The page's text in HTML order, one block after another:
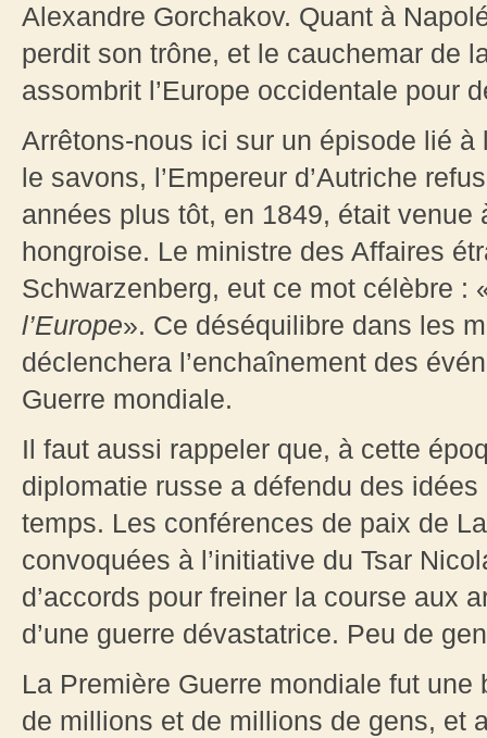
Alexandre Gorchakov. Quant à
perdit son trône, et le cauchemar de
assombrit l’Europe occidentale pour
Arrêtons-nous ici sur un épisode lié
le savons, l’Empereur d’Autriche
années plus tôt, en 1849, était
hongroise. Le ministre des Affaires
Schwarzenberg, eut ce mot célèbre :
l’Europe». Ce déséquilibre dans les
déclenchera l’enchaînement des
Guerre mondiale.
Il faut aussi rappeler que, à cette
diplomatie russe a défendu des
temps. Les conférences de paix de
convoquées à l’initiative du Tsar
d’accords pour freiner la course aux
d’une guerre dévastatrice. Peu de
La Première Guerre mondiale fut
de millions et de millions de gens, et